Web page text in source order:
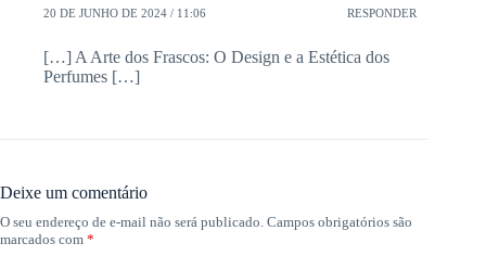
20 DE JUNHO DE 2024 / 11:06 RESPONDER
[…] A Arte dos Frascos: O Design e a Estética dos
Perfumes […]
Deixe um comentário
O seu endereço de e-mail não será publicado. Campos obrigatórios são
marcados com *